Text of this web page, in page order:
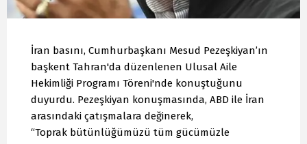
İran basını, Cumhurbaşkanı Mesud Pezeşkiyan’ın
başkent Tahran'da düzenlenen Ulusal Aile
Hekimliği Programı Töreni'nde konuştuğunu
duyurdu. Pezeşkiyan konuşmasında, ABD ile İran
arasındaki çatışmalara değinerek,
“Toprak bütünlüğümüzü tüm gücümüzle